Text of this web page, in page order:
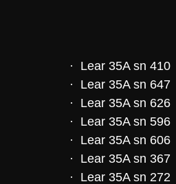
· Lear 35A sn 410
· Lear 35A sn 647
· Lear 35A sn 626
· Lear 35A sn 596
· Lear 35A sn 606
· Lear 35A sn 367
· Lear 35A sn 272